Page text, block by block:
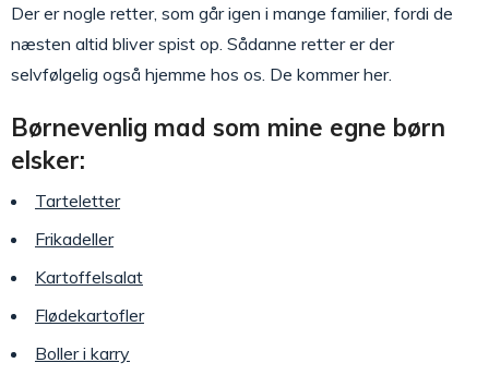
Der er nogle retter, som går igen i mange familier, fordi de
næsten altid bliver spist op. Sådanne retter er der
selvfølgelig også hjemme hos os. De kommer her.
Børnevenlig mad som mine egne børn
elsker:
Tarteletter
Frikadeller
Kartoffelsalat
Flødekartofler
Boller i karry